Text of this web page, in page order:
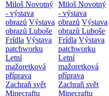
Miloš Novotný
- výstava
obrazů Výstava
obrazů Luboše
Frídla Výstava
patchworku
Letní
mažoretková
příprava
Zachraň svět
Minecraftu
Miloš Novotný
- výstava
obrazů Výstava
obrazů Luboše
Frídla Výstava
patchworku
Letní
mažoretková
příprava
Zachraň svět
Minecraftu